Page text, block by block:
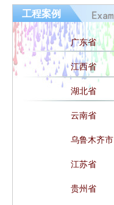
工程案例
广东省
江西省
湖北省
云南省
乌鲁木齐市
江苏省
贵州省